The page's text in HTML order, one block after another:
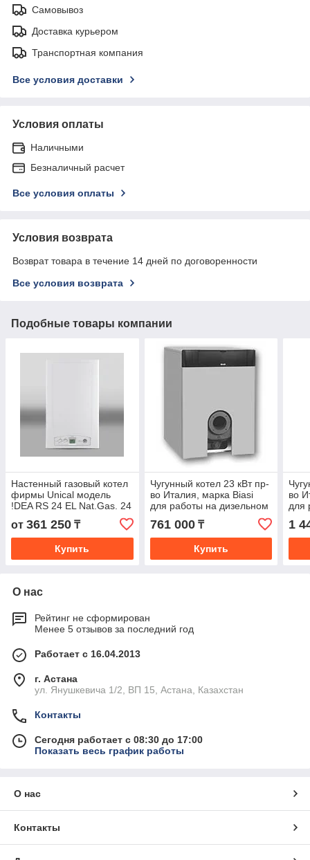
Самовывоз
Доставка курьером
Транспортная компания
Все условия доставки
Условия оплаты
Наличными
Безналичный расчет
Все условия оплаты
Условия возврата
Возврат товара в течение 14 дней по договоренности
Все условия возврата
Подобные товары компании
Настенный газовый котел
фирмы Unical модель
!DEA RS 24 EL Nat.Gas. 24
кВт (до 240 м2) без ГВС,
Италия
от 361 250 ₸
Купить
Чугунный котел 23 кВт пр-
во Италия, марка Biasi
для работы на дизельном
761 000₸
Купить
во
для
1
О нас
Рейтинг не сформирован
Менее 5 отзывов за последний год
Работает с 16.04.2013
г. Астана
ул. Янушкевича 1/2, ВП 15, Астана, Казахстан
Контакты
Сегодня работает с 08:30 до 17:00
Показать весь график работы
О нас
Контакты